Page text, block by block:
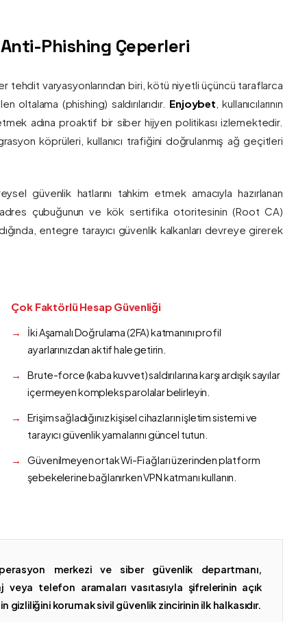
Phishing Çeperleri
tehdit varyasyonlarından biri, kötü niyetli üçüncü taraflarca
(phishing) saldırılarıdır. Enjoybet , kullanıcılarının
adına proaktif bir siber hijyen politikası izlemektedir.
köprüleri, kullanıcı trafiğini doğrulanmış ağ geçitleri
güvenlik hatlarını tahkim etmek amacıyla hazırlanan
adres çubuğunun ve kök sertifika otoritesinin (Root CA)
entegre tarayıcı güvenlik kalkanları devreye girerek
Çok Faktörlü Hesap Güvenliği
İki Aşamalı Doğrulama (2FA) katmanını profil
ayarlarınızdan aktif hale getirin.
Brute-force (kaba kuvvet) saldırılarına karşı ardışık sayılar
içermeyen kompleks parolalar belirleyin.
Erişim sağladığınız kişisel cihazların işletim sistemi ve
tarayıcı güvenlik yamalarını güncel tutun.
Güvenilmeyen ortak Wi-Fi ağları üzerinden platform
şebekelerine bağlanırken VPN katmanı kullanın.
merkezi ve siber güvenlik departmanı,
telefon aramaları vasıtasıyla şifrelerinin açık
korumak sivil güvenlik zincirinin ilk halkasıdır.